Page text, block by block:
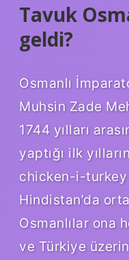
Tavuk
geldi?
Osmanlı
Muhsin Zade
1744 yılları
yaptığı ilk
chicken-i-turkey
Hindistan’da
Osmanlılar ona
ve Türkiye